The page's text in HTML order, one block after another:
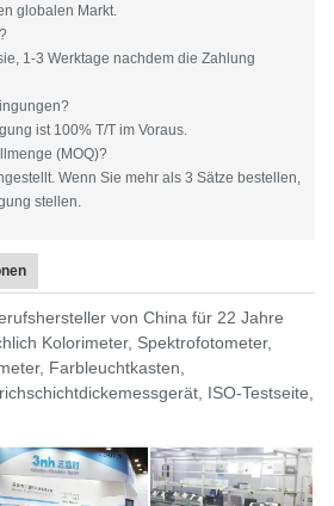
globalen Markt.
1-3 Werktage nachdem die Zahlung
ist 100% T/T im Voraus.
(MOQ)?
Wenn Sie mehr als 3 Sätze bestellen,
stellen.
von China für 22 Jahre
Kolorimeter, Spektrofotometer,
Farbleuchtkasten,
ISO-Testseite,